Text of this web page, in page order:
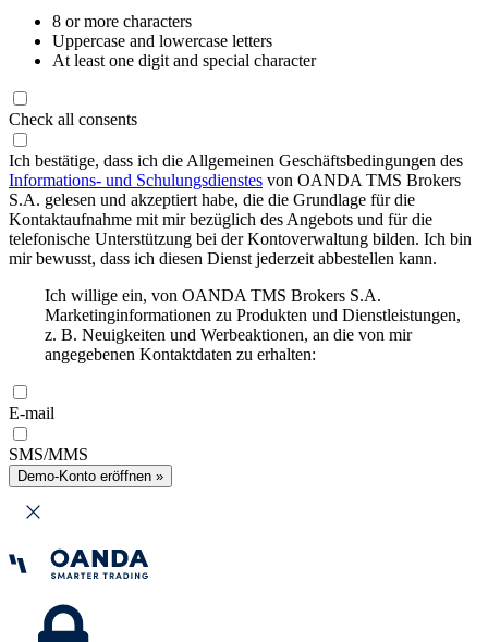
8 or more characters
Uppercase and lowercase letters
At least one digit and special character
Check all consents
Ich bestätige, dass ich die Allgemeinen Geschäftsbedingungen des
Informations- und Schulungsdienstes von OANDA TMS Brokers
S.A. gelesen und akzeptiert habe, die die Grundlage für die
Kontaktaufnahme mit mir bezüglich des Angebots und für die
telefonische Unterstützung bei der Kontoverwaltung bilden. Ich bin
mir bewusst, dass ich diesen Dienst jederzeit abbestellen kann.
Ich willige ein, von OANDA TMS Brokers S.A.
Marketinginformationen zu Produkten und Dienstleistungen,
z. B. Neuigkeiten und Werbeaktionen, an die von mir
angegebenen Kontaktdaten zu erhalten:
E-mail
SMS/MMS
Demo-Konto eröffnen »